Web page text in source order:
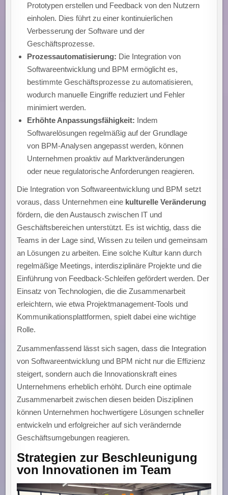
Prototypen erstellen und Feedback von den Nutzern
einholen. Dies führt zu einer kontinuierlichen
Verbesserung der Software und der
Geschäftsprozesse.
Prozessautomatisierung: Die Integration von
Softwareentwicklung und BPM ermöglicht es,
bestimmte Geschäftsprozesse zu automatisieren,
wodurch manuelle Eingriffe reduziert und Fehler
minimiert werden.
Erhöhte Anpassungsfähigkeit: Indem
Softwarelösungen regelmäßig auf der Grundlage
von BPM-Analysen angepasst werden, können
Unternehmen proaktiv auf Marktveränderungen
oder neue regulatorische Anforderungen reagieren.
Die Integration von Softwareentwicklung und BPM setzt
voraus, dass Unternehmen eine kulturelle Veränderung
fördern, die den Austausch zwischen IT und
Geschäftsbereichen unterstützt. Es ist wichtig, dass die
Teams in der Lage sind, Wissen zu teilen und gemeinsam
an Lösungen zu arbeiten. Eine solche Kultur kann durch
regelmäßige Meetings, interdisziplinäre Projekte und die
Einführung von Feedback-Schleifen gefördert werden. Der
Einsatz von Technologien, die die Zusammenarbeit
erleichtern, wie etwa Projektmanagement-Tools und
Kommunikationsplattformen, spielt dabei eine wichtige
Rolle.
Zusammenfassend lässt sich sagen, dass die Integration
von Softwareentwicklung und BPM nicht nur die Effizienz
steigert, sondern auch die Innovationskraft eines
Unternehmens erheblich erhöht. Durch eine optimale
Zusammenarbeit zwischen diesen beiden Disziplinen
können Unternehmen hochwertigere Lösungen schneller
entwickeln und erfolgreicher auf sich verändernde
Geschäftsumgebungen reagieren.
Strategien zur Beschleunigung
von Innovationen im Team